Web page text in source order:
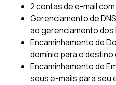
2 contas de e-mail com
Gerenciamento de
ao gerenciamento dos
Encaminhamento de
domínio para o
Encaminhamento de
seus e-mails para